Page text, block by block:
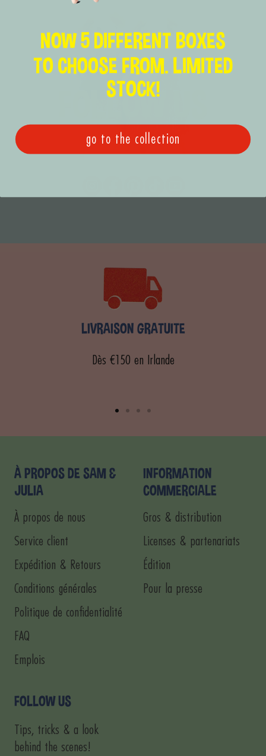
LIVRAISON GRATUITE
Dès €150 en Irlande
au
1
auauau
4
À PROPOS DE SAM &
JULIA
À propos de nous
Service client
Expédition & Retours
Conditions générales
Politique de confidentialité
FAQ
Emplois
INFORMATION
COMMERCIALE
Gros & distribution
Licenses & partenariats
Édition
Pour la presse
FOLLOW US
Tips, tricks & a look
behind the scenes!
NOW 5 DIFFERENT BOXES
TO CHOOSE FROM. LIMITED
STOCK!
go to the collection